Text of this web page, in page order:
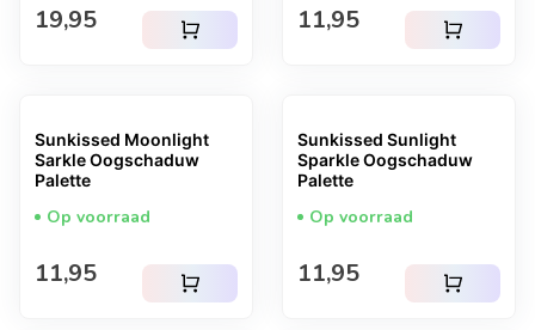
Normale prijs
19,95 shopping_cart Normale prijs
11,95 shopping_cart
Sunkissed Moonlight
Sarkle Oogschaduw
Palette
Op voorraad
Normale prijs
11,95 shopping_cart
Sunkissed Sunlight
Sparkle Oogschaduw
Palette
Op voorraad
Normale prijs
11,95 shopping_cart